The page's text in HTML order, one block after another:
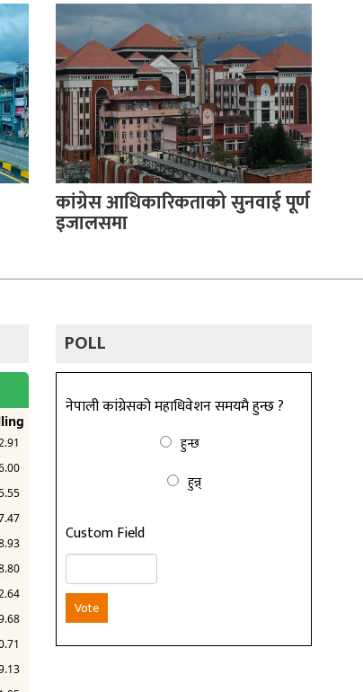
कांग्रेस आधिकारिकताको सुनवाई पूर्ण
इजालसमा
POLL
नेपाली कांग्रेसको महाधिवेशन समयमै हुन्छ ?
हुन्छ
हुन्न्
Custom Field
Vote